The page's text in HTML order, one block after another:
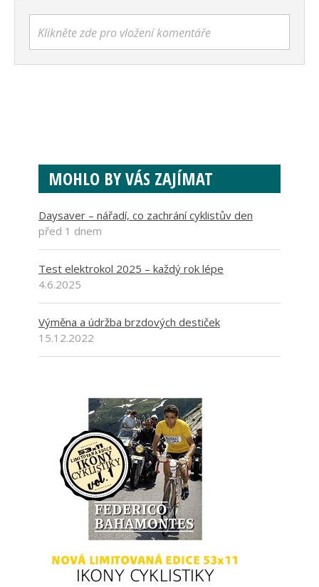
Klikněte zde pro vložení komentáře
MOHLO BY VÁS ZAJÍMAT
Daysaver – nářadí, co zachrání cyklistův den
před 1 dnem
Test elektrokol 2025 – každý rok lépe
4.6.2025
Výměna a údržba brzdových destiček
15.12.2022